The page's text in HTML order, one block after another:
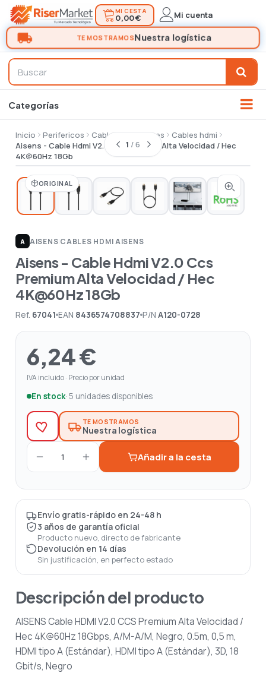
MI CESTA
0,00 € Mi cuenta
Inicio Perifericos Cables conectores
Cables hdmi
Aisens - Cable Hdmi V2.0 Ccs Premium Alta Velocidad / Hec
4K@60Hz 18Gb
ORIGINAL
1 / 6
A AISENS|CABLES HDMI AISENS
Aisens - Cable Hdmi V2.0 Ccs
Premium Alta Velocidad / Hec
4K@60Hz 18Gb
Ref. 67041 EAN 8436574708837 P/N A120-0728
6,24 €
IVA incluido · Precio por unidad
En stock· 5 unidades disponibles
TE MOSTRAMOS
Nuestra logística
1 Añadir a la cesta
Envío gratis-rápido en 24-48 h
3 años de garantía oficial
Producto nuevo, directo de fabricante
Devolución en 14 días
Sin justificación, en perfecto estado
Descripción del producto
AISENS Cable HDMI V2.0 CCS Premium Alta Velocidad /
Hec 4K@60Hz 18Gbps, A/M-A/M, Negro, 0.5m, 0,5 m,
HDMI tipo A (Estándar), HDMI tipo A (Estándar), 3D, 18
Gbit/s, Negro